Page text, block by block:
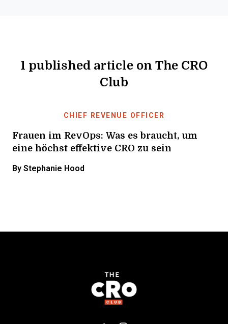
1 published article on The CRO
Club
CHIEF REVENUE OFFICER
Frauen im RevOps: Was es braucht, um
eine höchst effektive CRO zu sein
By Stephanie Hood